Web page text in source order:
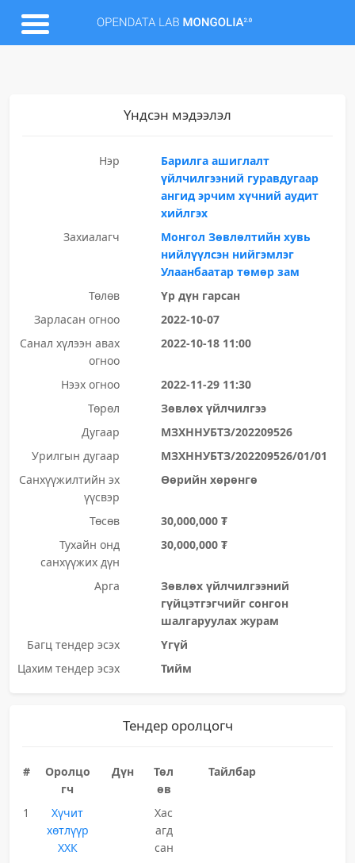
Үндсэн мэдээлэл
Нэр
Барилга ашиглалт
үйлчилгээний гуравдугаар
ангид эрчим хүчний аудит
хийлгэх
Захиалагч
Монгол Зөвлөлтийн хувь
нийлүүлсэн нийгэмлэг
Улаанбаатар төмөр зам
Төлөв
Үр дүн гарсан
Зарласан огноо
2022-10-07
Санал хүлээн авах
огноо
2022-10-18 11:00
Нээх огноо
2022-11-29 11:30
Төрөл
Зөвлөх үйлчилгээ
Дугаар
МЗХННУБТЗ/202209526
Урилгын дугаар
МЗХННУБТЗ/202209526/01/01
Санхүүжилтийн эх
үүсвэр
Өөрийн хөрөнгө
Төсөв
30,000,000 ₮
Тухайн онд
санхүүжих дүн
30,000,000 ₮
Арга
Зөвлөх үйлчилгээний
гүйцэтгэгчийг сонгон
шалгаруулах журам
Багц тендер эсэх
Үгүй
Цахим тендер эсэх
Тийм
Тендер оролцогч
#
Оролцо
гч
Дүн
Төл
өв
Тайлбар
1
Хүчит
хөтлүүр
ХХК
Хас
агд
сан